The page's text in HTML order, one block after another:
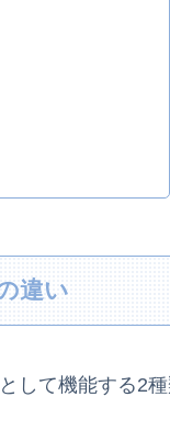
違い
して機能する2